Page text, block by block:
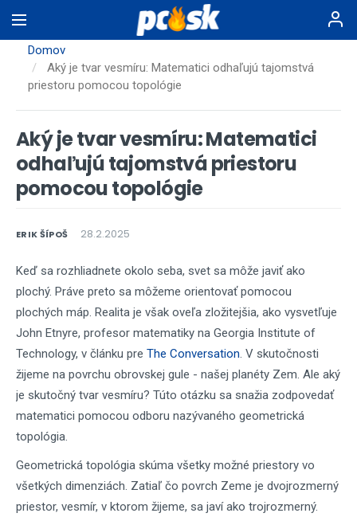
na
hlavnýDomov
Aký je tvar vesmíru: Matematici odhaľujú tajomstvá
priestoru pomocou topológie
Aký je tvar vesmíru: Matematici
odhaľujú tajomstvá priestoru
pomocou topológie
ERIK ŠÍPOŠ 28.2.2025
Keď sa rozhliadnete okolo seba, svet sa môže javiť ako
plochý. Práve preto sa môžeme orientovať pomocou
plochých máp. Realita je však oveľa zložitejšia, ako vysvetľuje
John Etnyre, profesor matematiky na Georgia Institute of
Technology, v článku pre The Conversation. V skutočnosti
žijeme na povrchu obrovskej gule - našej planéty Zem. Ale aký
je skutočný tvar vesmíru? Túto otázku sa snažia zodpovedať
matematici pomocou odboru nazývaného geometrická
topológia.
Geometrická topológia skúma všetky možné priestory vo
všetkých dimenziách. Zatiaľ čo povrch Zeme je dvojrozmerný
priestor, vesmír, v ktorom žijeme, sa javí ako trojrozmerný.